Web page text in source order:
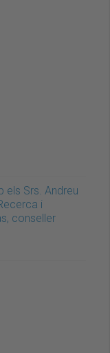
els Srs. Andreu
i
conseller